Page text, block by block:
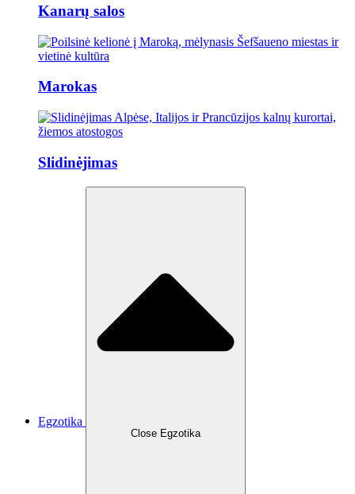
Kanarų salos
Marokas
Slidinėjimas
Egzotika
Close Egzotika